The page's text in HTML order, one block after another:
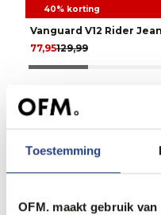
Toestemming
OFM. maakt gebruik
40% korting
Vanguard V12 Rider
129,99
77,95
Anderen